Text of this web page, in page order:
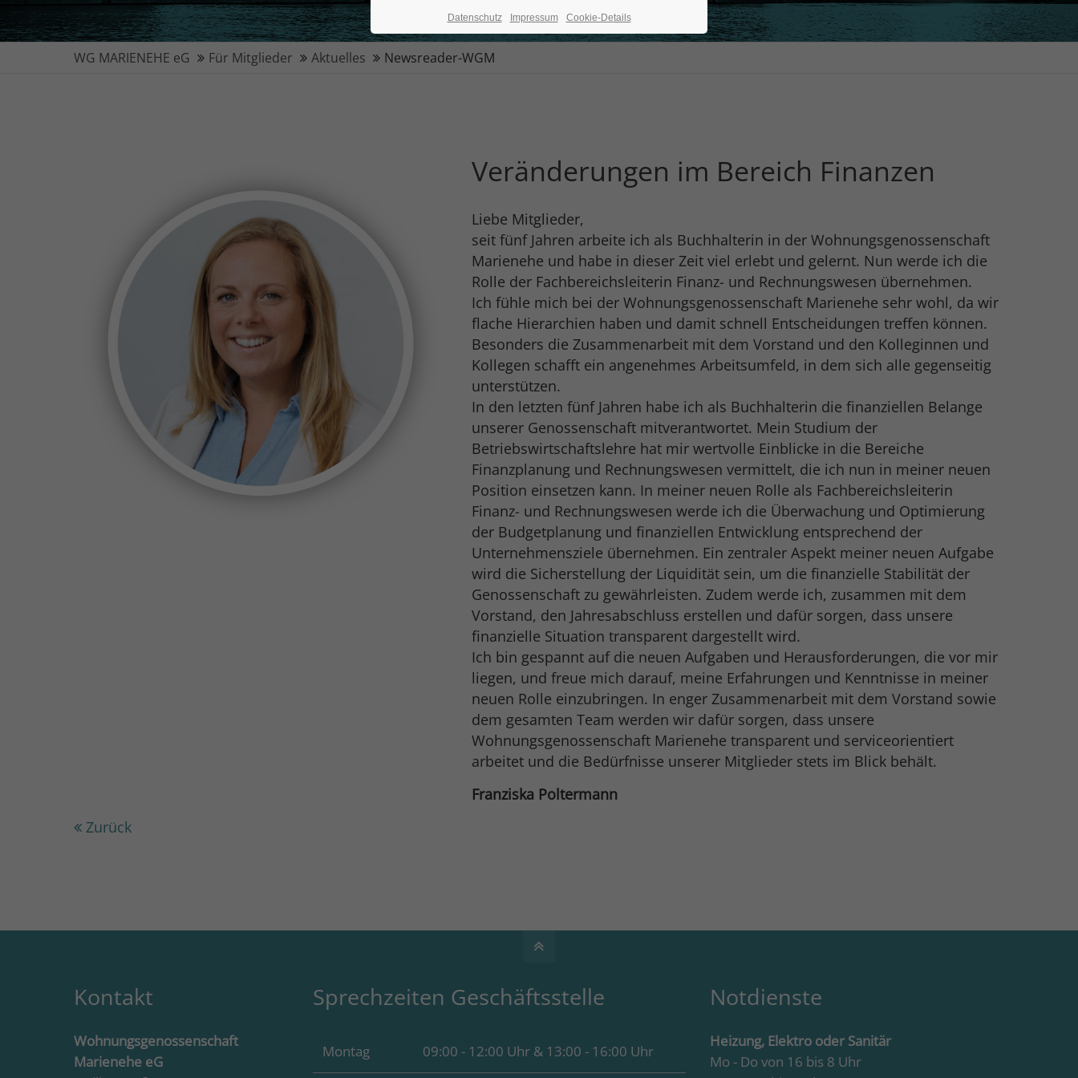
WG MARIENEHE eG Für Mitglieder Aktuelles Newsreader-WGM
Veränderungen im Bereich Finanzen
Liebe Mitglieder,
seit fünf Jahren arbeite ich als Buchhalterin in der Wohnungsgenossenschaft
Marienehe und habe in dieser Zeit viel erlebt und gelernt. Nun werde ich die
Rolle der Fachbereichsleiterin Finanz- und Rechnungswesen übernehmen.
Ich fühle mich bei der Wohnungsgenossenschaft Marienehe sehr wohl, da wir
flache Hierarchien haben und damit schnell Entscheidungen treffen können.
Besonders die Zusammenarbeit mit dem Vorstand und den Kolleginnen und
Kollegen schafft ein angenehmes Arbeitsumfeld, in dem sich alle gegenseitig
unterstützen.
In den letzten fünf Jahren habe ich als Buchhalterin die finanziellen Belange
unserer Genossenschaft mitverantwortet. Mein Studium der
Betriebswirtschaftslehre hat mir wertvolle Einblicke in die Bereiche
Finanzplanung und Rechnungswesen vermittelt, die ich nun in meiner neuen
Position einsetzen kann. In meiner neuen Rolle als Fachbereichsleiterin
Finanz- und Rechnungswesen werde ich die Überwachung und Optimierung
der Budgetplanung und finanziellen Entwicklung entsprechend der
Unternehmensziele übernehmen. Ein zentraler Aspekt meiner neuen Aufgabe
wird die Sicherstellung der Liquidität sein, um die finanzielle Stabilität der
Genossenschaft zu gewährleisten. Zudem werde ich, zusammen mit dem
Vorstand, den Jahresabschluss erstellen und dafür sorgen, dass unsere
finanzielle Situation transparent dargestellt wird.
Ich bin gespannt auf die neuen Aufgaben und Herausforderungen, die vor mir
liegen, und freue mich darauf, meine Erfahrungen und Kenntnisse in meiner
neuen Rolle einzubringen. In enger Zusammenarbeit mit dem Vorstand sowie
dem gesamten Team werden wir dafür sorgen, dass unsere
Wohnungsgenossenschaft Marienehe transparent und serviceorientiert
arbeitet und die Bedürfnisse unserer Mitglieder stets im Blick behält.
Franziska Poltermann
Zurück
Kontakt
Wohnungsgenossenschaft
Marienehe eG
Sprechzeiten Geschäftsstelle
Montag 09:00 - 12:00 Uhr & 13:00 - 16:00 Uhr
Notdienste
Heizung, Elektro oder Sanitär
Mo - Do von 16 bis 8 Uhr
Datenschutz Impressum Cookie-Details